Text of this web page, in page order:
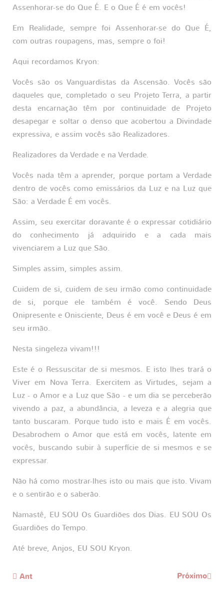
Assenhorar-se do Que É. E o Que É é em vocês!
Em Realidade, sempre foi Assenhorar-se do Que É,
com outras roupagens, mas, sempre o foi!
Aqui recordamos Kryon:
Vocês são os Vanguardistas da Ascensão. Vocês são
daqueles que, completado o seu Projeto Terra, a partir
desta encarnação têm por continuidade de Projeto
desapegar e soltar o denso que acobertou a Divindade
expressiva, e assim vocês são Realizadores.
Realizadores da Verdade e na Verdade.
Vocês nada têm a aprender, porque portam a Verdade
dentro de vocês como emissários da Luz e na Luz que
São: a Verdade É em vocês.
Assim, seu exercitar doravante é o expressar cotidiário
do conhecimento já adquirido e a cada mais
vivenciarem a Luz que São.
Simples assim, simples assim.
Cuidem de si, cuidem de seu irmão como continuidade
de si, porque ele também é você. Sendo Deus
Onipresente e Onisciente, Deus é em você e Deus é em
seu irmão.
Nesta singeleza vivam!!!
Este é o Ressuscitar de si mesmos. E isto lhes trará o
Viver em Nova Terra. Exercitem as Virtudes, sejam a
Luz - o Amor e a Luz que São - e um dia se perceberão
vivendo a paz, a abundância, a leveza e a alegria que
tanto buscaram. Porque tudo isto e mais É em vocês.
Desabrochem o Amor que está em vocês, latente em
vocês, buscando subir à superfície de si mesmos e se
expressar.
Não há como mostrar-lhes isto ou mais que isto. Vivam
e o sentirão e o saberão.
Namastê, EU SOU Os Guardiões dos Dias. EU SOU Os
Guardiões do Tempo.
Até breve, Anjos, EU SOU Kryon.
Ant Próximo